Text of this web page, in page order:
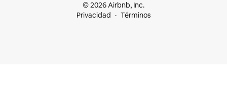
© 2026 Airbnb, Inc.
Privacidad
Términos